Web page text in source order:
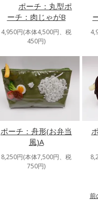
ポーチ：丸型ポ
ーチ：肉じゃがB
4,950円(本体4,500円、税
450円)
ポーチ：舟形(お弁当
風)A
8,250円(本体7,500円、税
750円)
前